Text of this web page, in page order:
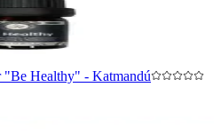
"Be Healthy" - Katmandú